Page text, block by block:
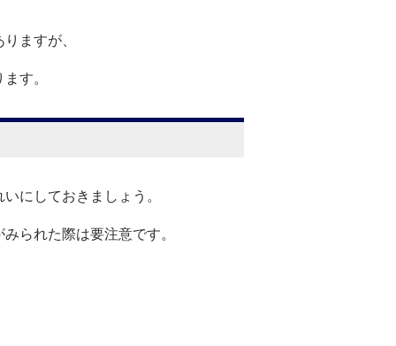
ますが、
す。
にしておきましょう。
られた際は要注意です。